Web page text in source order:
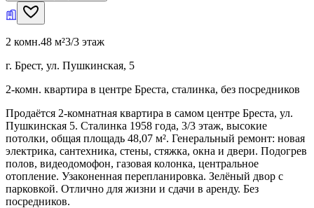
2 комн.48 м²3/3 этаж
г. Брест, ул. Пушкинская, 5
2-комн. квартира в центре Бреста, сталинка, без посредников
Продаётся 2-комнатная квартира в самом центре Бреста, ул.
Пушкинская 5. Сталинка 1958 года, 3/3 этаж, высокие
потолки, общая площадь 48,07 м². Генеральный ремонт: новая
электрика, сантехника, стены, стяжка, окна и двери. Подогрев
полов, видеодомофон, газовая колонка, центральное
отопление. Узаконенная перепланировка. Зелёный двор с
парковкой. Отлично для жизни и сдачи в аренду. Без
посредников.